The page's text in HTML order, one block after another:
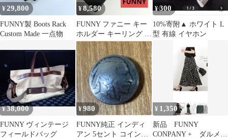
¥29,800
FUNNY製 Boots Rack
Custom Made 一点物
¥8,580
FUNNY ファニー キー
ホルダー キーリング イ
ーグルロゴ
¥300
10%寄附▲ ホワイト L
型 有線 イヤホン
¥38,000
FUNNY ヴィンテージ
フィールドバッグ
¥980
FUNNY純正 インディ
アン 5セント コインコ
¥ 1,350
新品 FUNNY
CONPANY + ダルメシ